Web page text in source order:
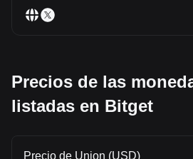
Precios de las
listadas en Bitget
Precio de Union (USD)